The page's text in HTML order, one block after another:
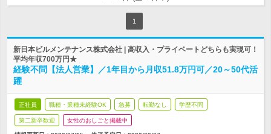
1
新日本ビルメンテナンス株式会社 | 高収入・プライベートどちらも実現可！
平均年収700万円★
経験不問【法人営業】／1年目から月収51.8万円可／20～50代活
躍
正社員 職種・業種未経験OK 急募 転勤なし 学歴不問
第二新卒歓迎 女性のおしごと掲載中